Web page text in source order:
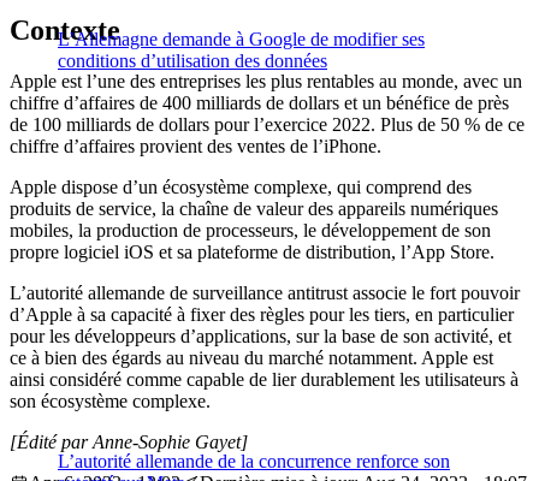
L’Allemagne demande à Google de modifier ses
conditions d’utilisation des données
Contexte
Apple est l’une des entreprises les plus rentables au monde, avec un
chiffre d’affaires de 400 milliards de dollars et un bénéfice de près
de 100 milliards de dollars pour l’exercice 2022. Plus de 50 % de ce
chiffre d’affaires provient des ventes de l’iPhone.
Apple dispose d’un écosystème complexe, qui comprend des
produits de service, la chaîne de valeur des appareils numériques
mobiles, la production de processeurs, le développement de son
propre logiciel iOS et sa plateforme de distribution, l’App Store.
L’autorité allemande de surveillance antitrust associe le fort pouvoir
d’Apple à sa capacité à fixer des règles pour les tiers, en particulier
pour les développeurs d’applications, sur la base de son activité, et
ce à bien des égards au niveau du marché notamment. Apple est
ainsi considéré comme capable de lier durablement les utilisateurs à
son écosystème complexe.
L’autorité allemande de la concurrence renforce son
[Édité par Anne-Sophie Gayet]